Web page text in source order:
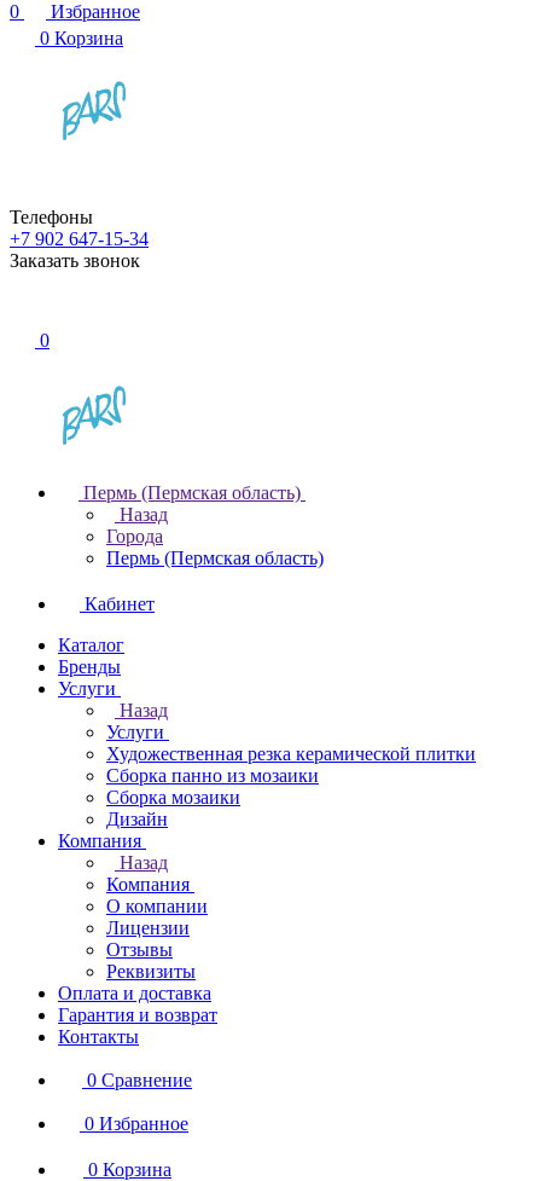
0
Избранное
0 Корзина
Телефоны
+7 902 647-15-34
Заказать звонок
0
Пермь (Пермская область)
Назад
Города
Пермь (Пермская область)
Кабинет
Каталог
Бренды
Услуги
Назад
Услуги
Художественная резка керамической плитки
Сборка панно из мозаики
Сборка мозаики
Дизайн
Компания
Назад
Компания
О компании
Лицензии
Отзывы
Реквизиты
Оплата и доставка
Гарантия и возврат
Контакты
0 Сравнение
0 Избранное
0 Корзина